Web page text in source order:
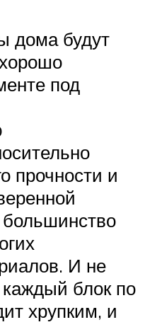
дома будут
под
прочности и
большинство
И не
каждый блок по
хрупким, и